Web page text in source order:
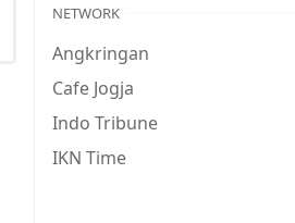
NETWORK
Angkringan
Cafe Jogja
Indo Tribune
IKN Time